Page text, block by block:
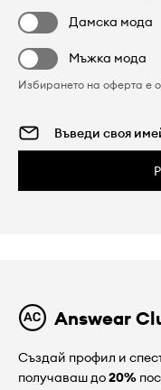
Дамска мода
Мъжка мода
Избирането на оферта е
Answear
Създай профил и
получаваш до20%